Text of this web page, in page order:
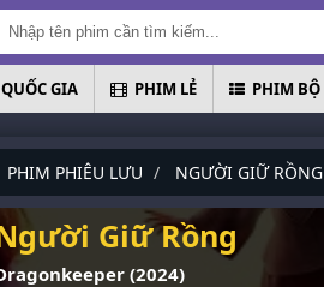
QUỐC GIA PHIM LẺ PHIM BỘ
PHIM PHIÊU LƯU NGƯỜI GIỮ RỒNG
Giữ Rồng
(2024)